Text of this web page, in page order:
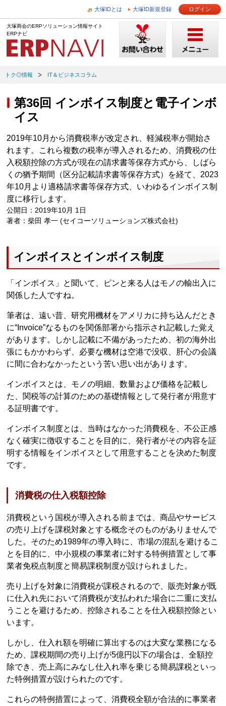
大塚IDとは 大塚ID新規登録 ログイン
大塚商会のERPソリューション情報サイト
ERPナビ
トク◎情報 IT＆ビジネスコラム
第36回 インボイス制度と電子インボ
イス
2019年10月から消費税率が改定され、軽減税率が開始さ
れます。これら複数の税率が導入されるため、消費税の仕
入税額控除の方式が現在の請求書等保存方式から、しばら
くの猶予期間（区分記載請求書等保存方式）を経て、2023
年10月より適格請求書等保存方式、いわゆるインボイス制
度に移行します。
公開日：2019年10月 1日
著者：柴田 孝一 (セイコーソリューションズ株式会社)
インボイスとインボイス制度
「インボイス」と聞いて、ピンと来る人はモノの輸出入に
関係した人ですね。
筆者は、遠い昔、研究用機材をアメリカに持ち込んだとき
に“Invoice”なるものを関係部署から指示され記載した覚え
があります。しかし記載に不備があったため、初の海外出
張にもかかわらず、必要な機材は空港で没収、肝心の会議
に間に合わなかったという苦い思い出があります。
インボイスとは、モノの明細、数量および価格を記載し
た、関税等の計算のための基礎情報として発行者が用意す
る証明書です。
インボイス制度とは、当時はなかった消費税を、不公正感
なく確実に徴収することを目的に、発行者がその内容を証
明する情報をインボイスとして用意することを決めた制度
です。
消費税の仕入税額控除
消費税という国税が導入される前までは、商品やサービス
の売り上げを課税対象とする概念そのものがありませんで
した。そのため1989年の導入時に、市場の混乱を避けるこ
とを目的に、中小規模の事業者に対する特例措置として事
業者免税点制度と簡易課税制度が設けられました。
売り上げを対象に消費税が課税されるので、販売対象が既
に仕入れ先において消費税が支払われた場合に二重に支払
うことを避けるため、控除されることを仕入税額控除とい
います。
しかし、仕入れ額を明確に算出するのは大変な業務になる
ため、課税期間の売り上げが5億円以下の場合は、全額控
除でき、売上高にみなし仕入れ率を乗じる簡易課税といっ
た特例措置が設けられたのです。
これらの特例措置によって、消費税全額が合法的に事業者